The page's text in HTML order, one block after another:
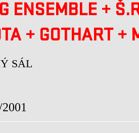
ENSEMBLE +
+ GOTHART +
SÁL